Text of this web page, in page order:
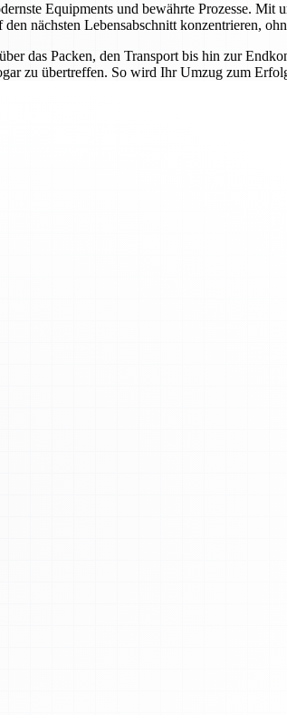
Equipments und bewährte Prozesse. Mit
nächsten Lebensabschnitt konzentrieren,
das Packen, den Transport bis hin zur
zu übertreffen. So wird Ihr Umzug zum